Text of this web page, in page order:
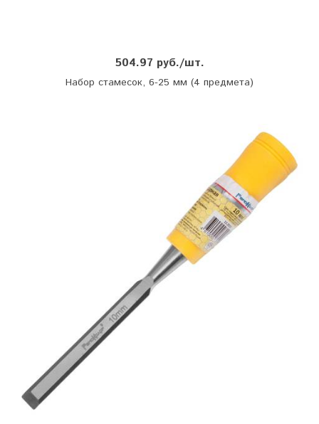
504.97 руб./шт.
Набор стамесок, 6-25 мм (4 предмета)